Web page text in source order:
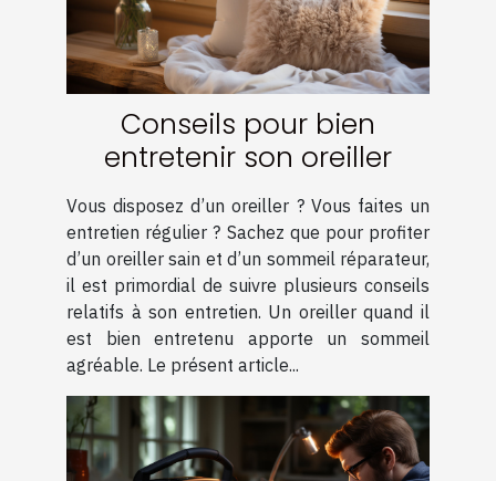
Conseils pour bien
entretenir son oreiller
Vous disposez d’un oreiller ? Vous faites un
entretien régulier ? Sachez que pour profiter
d’un oreiller sain et d’un sommeil réparateur,
il est primordial de suivre plusieurs conseils
relatifs à son entretien. Un oreiller quand il
est bien entretenu apporte un sommeil
agréable. Le présent article...